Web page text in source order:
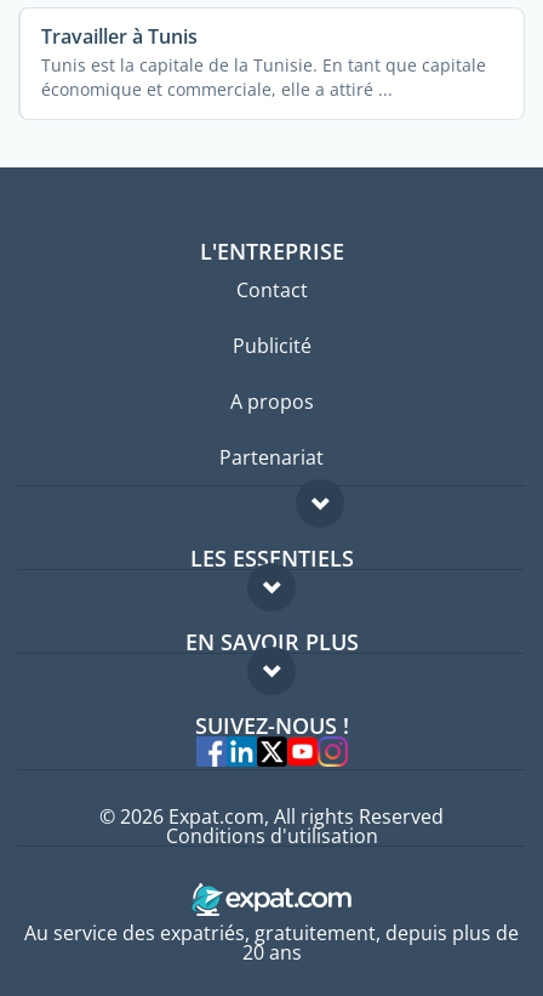
Travailler à Tunis
Tunis est la capitale de la Tunisie. En tant que capitale
économique et commerciale, elle a attiré ...
L'ENTREPRISE
Contact
Publicité
A propos
Partenariat
LES ESSENTIELS
Forum expatriés
Guides pays
EN SAVOIR PLUS
FAQ
Experts
SUIVEZ-NOUS !
Au service des expatriés, gratuitement, depuis plus de
20 ans
© 2026 Expat.com, All rights Reserved
Conditions d'utilisation